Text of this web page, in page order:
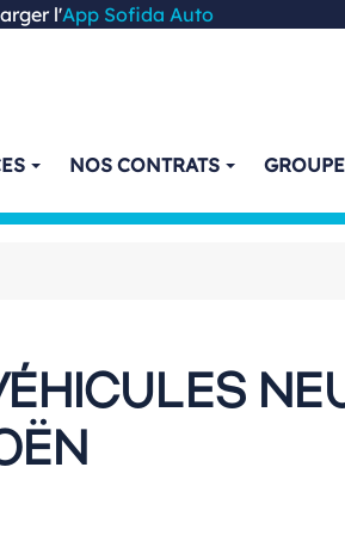
l'App Sofida Auto
NOS CONTRATS GROUPE